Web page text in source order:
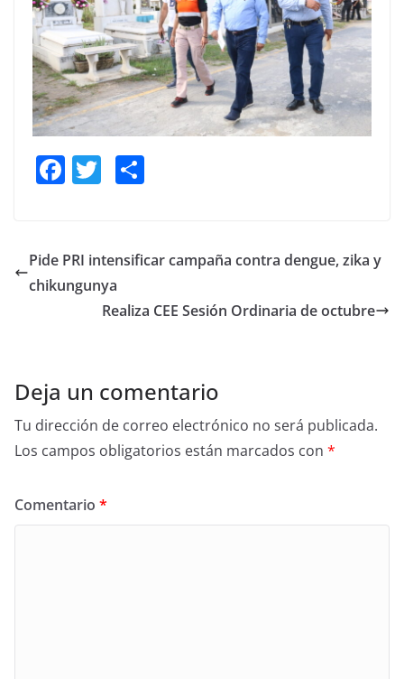
F
a
e
b
T
w
er e
Pide PRI intensificar campaña contra dengue, zika y
chikungunya
Realiza CEE Sesión Ordinaria de octubre
Deja un comentario
Tu dirección de correo electrónico no será publicada.
Los campos obligatorios están marcados con *
Comentario *